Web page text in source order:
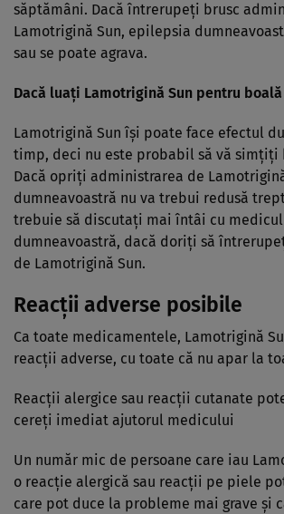
săptămâni. Dacă întrerupeţi brusc
Lamotrigină Sun, epilepsia
sau se poate agrava.
Dacă luaţi Lamotrigină Sun pentru
Lamotrigină Sun îşi poate face efectul
timp, deci nu este probabil să vă simţiţi
Dacă opriţi administrarea de
dumneavoastră nu va trebui redusă
trebuie să discutaţi mai întâi cu medicul
dumneavoastră, dacă doriţi să
de Lamotrigină Sun.
Reacţii adverse posibile
Ca toate medicamentele, Lamotrigină
reacţii adverse, cu toate că nu apar la
Reacţii alergice sau reacţii cutanate
cereţi imediat ajutorul medicului
Un număr mic de persoane care iau
o reacţie alergică sau reacţii pe piele
care pot duce la probleme mai grave şi